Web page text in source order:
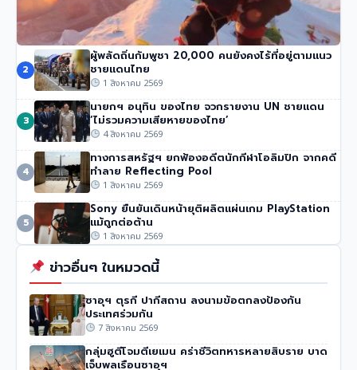
นักปีนเขาชื่อดัง นิมมัล ปูร์จา เสียชีวิตในหิมะถล่มปากีสถาน
51 วิว• 1 สิงหาคม 2569
2
ผู้พลัดถิ่นกัมพูชา 20,000 คนยังคงไร้ที่อยู่ตามแนว
ชายแดนไทย
1 สิงหาคม 2569
3
นายกฯ อนุทิน ของไทย จวกรายงาน UN ชายแดน
‘ไม่รวมความเสียหายของไทย’
4 สิงหาคม 2569
4
ทางการสหรัฐฯ ยกฟ้องอดีตนักกีฬาโอลิมปิก จากคดี
ทำลาย Reflecting Pool
1 สิงหาคม 2569
5
Sony ยืนยันเดินหน้ายุติผลิตแผ่นเกม PlayStation
แม้ถูกต่อต้าน
1 สิงหาคม 2569
ข่าวอื่นๆ ในหมวดนี้
ซาอุฯ ตุรกี ปากีสถาน ลงนามข้อตกลงป้องกัน
ประเทศร่วมกัน
7 สิงหาคม 2569
กลุ่มฮูตีโจมตีเยเมน คร่าชีวิตทหารหลายสิบราย บาด
เจ็บพลเรือนซาอุฯ